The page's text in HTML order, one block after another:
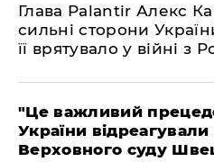
Глава Palantir Алекс
сильні сторони
її врятувало у війні з
"Це важливий
України
Верховного суду